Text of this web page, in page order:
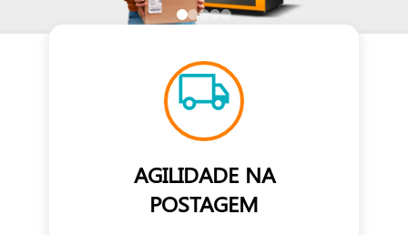
AGILIDADE NA
POSTAGEM